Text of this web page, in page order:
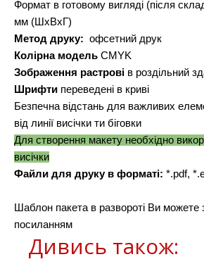
Формат в готовому вигляді (після
мм (ШхВхГ)
Метод друку: офсетний друк
Колірна модель CMYK
Зображення растрові в роздільний
Шрифти переведені в криві
Безпечна відстань для важливих
від линії висічки ти біговки
Для створення макету необхідно
висічки
Файли для друку в форматі: *.pdf,
Шаблон пакета в развороті Ви можете
посиланням
Дивись також: